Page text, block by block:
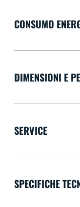
CONSUMO
DIMENSIONI E
SERVICE
SPECIFICHE